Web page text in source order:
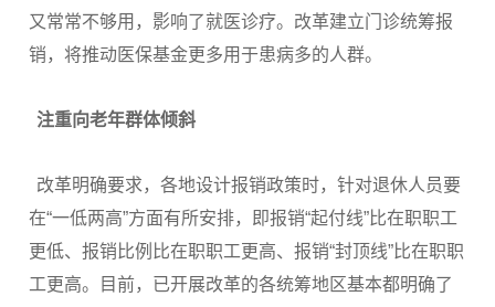
又常常不够用，影响了就医诊疗。改革建立门诊统筹报
销，将推动医保基金更多用于患病多的人群。
注重向老年群体倾斜
改革明确要求，各地设计报销政策时，针对退休人员要
在“一低两高”方面有所安排，即报销“起付线”比在职职工
更低、报销比例比在职职工更高、报销“封顶线”比在职职
工更高。目前，已开展改革的各统筹地区基本都明确了